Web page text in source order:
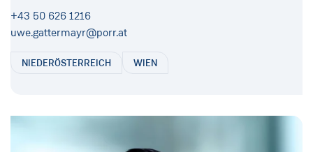
+43 50 626 1216
uwe.gattermayr@porr.at
NIEDERÖSTERREICH WIEN